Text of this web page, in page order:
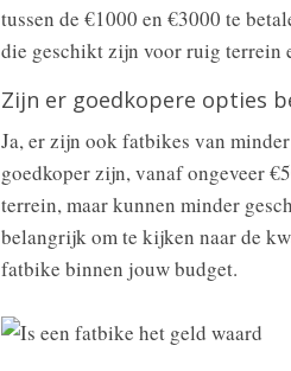
tussen de €1000 en €3000 te
die geschikt zijn voor ruig terrein
Zijn er goedkopere opties
Ja, er zijn ook fatbikes van
goedkoper zijn, vanaf ongeveer
terrein, maar kunnen minder
belangrijk om te kijken naar de
fatbike binnen jouw budget.